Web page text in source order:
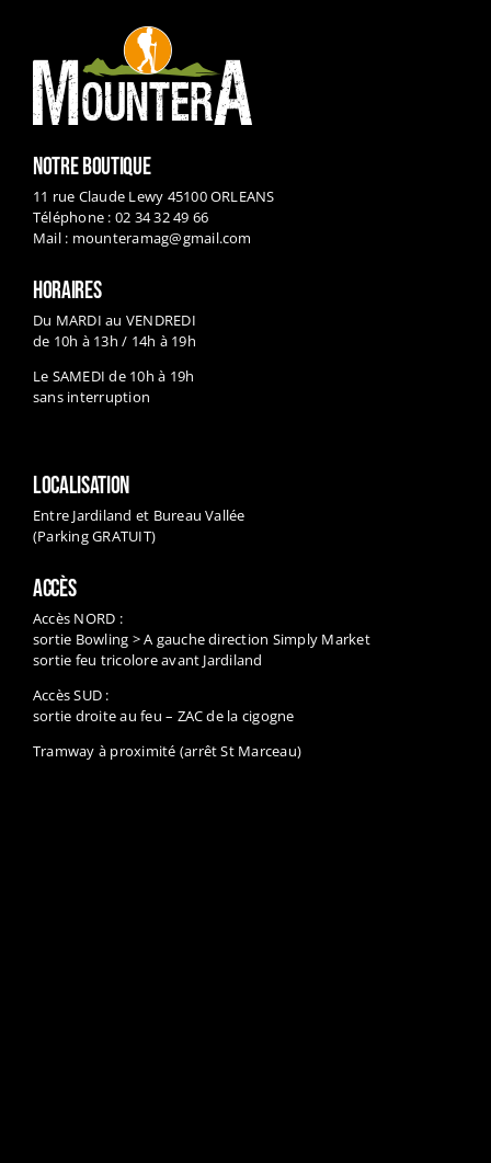
NOTRE BOUTIQUE
11 rue Claude Lewy 45100 ORLEANS
Téléphone : 02 34 32 49 66
Mail : mounteramag@gmail.com
HORAIRES
Du MARDI au VENDREDI
de 10h à 13h / 14h à 19h
Le SAMEDI de 10h à 19h
sans interruption
LOCALISATION
Entre Jardiland et Bureau Vallée
(Parking GRATUIT)
ACCÈS
Accès NORD :
sortie Bowling > A gauche direction Simply Market
sortie feu tricolore avant Jardiland
Accès SUD :
sortie droite au feu – ZAC de la cigogne
Tramway à proximité (arrêt St Marceau)